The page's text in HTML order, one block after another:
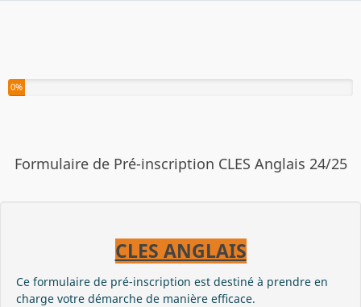
Vous avez complété 0% de ce questionnaire.
0%
Formulaire de Pré-inscription CLES Anglais 24/25
CLES ANGLAIS
Ce formulaire de pré-inscription est destiné à prendre en
charge votre démarche de manière efficace.